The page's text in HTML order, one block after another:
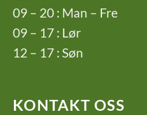
09 – 20 : Man – Fre
09 – 17 : Lør
12 – 17 : Søn
KONTAKT OSS